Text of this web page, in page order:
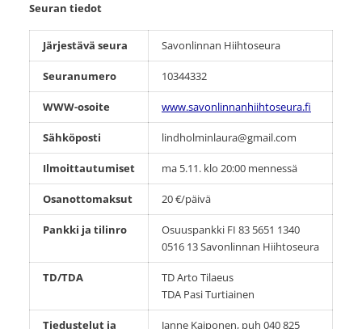
Seuran tiedot
Järjestävä seura Savonlinnan Hiihtoseura
Seuranumero 10344332
WWW-osoite www.savonlinnanhiihtoseura.fi
Sähköposti lindholminlaura@gmail.com
Ilmoittautumiset ma 5.11. klo 20:00 mennessä
Osanottomaksut 20 €/päivä
Pankki ja tilinro
Osuuspankki FI 83 5651 1340
0516 13 Savonlinnan Hiihtoseura
TD/TDA
TD Arto Tilaeus
TDA Pasi Turtiainen
Tiedustelut ja
Janne Kaiponen, puh 040 825